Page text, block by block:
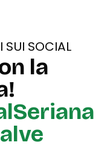
SUI SOCIAL
la